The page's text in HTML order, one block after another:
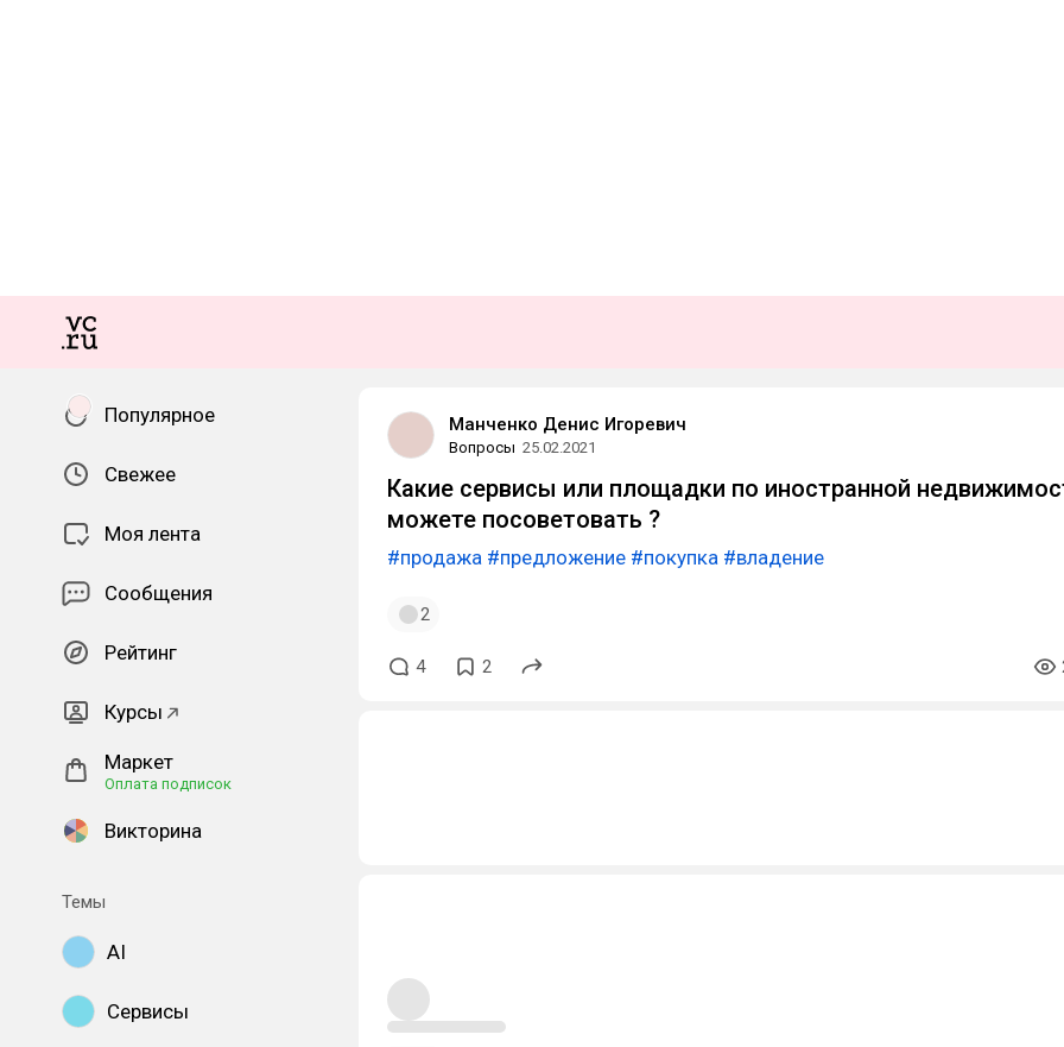
Популярное
Свежее
Моя лента
Сообщения
Рейтинг
Курсы
Маркет
Оплата подписок
Викторина
Темы
AI
Сервисы
Манченко Денис Игоревич
Вопросы 25.02.2021
Какие сервисы или площадки по иностранной
можете посоветовать ?
#продажа #предложение #покупка #владение
2
4 2